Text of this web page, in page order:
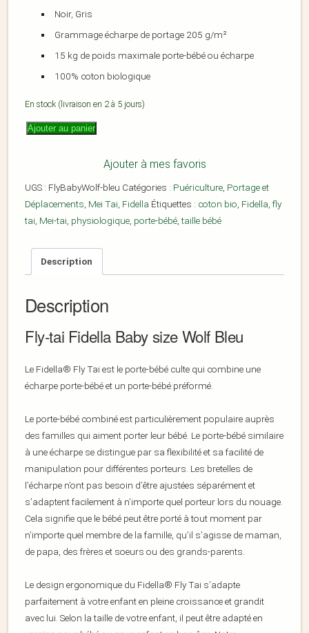
Noir, Gris
Grammage écharpe de portage 205 g/m²
15 kg de poids maximale porte-bébé ou écharpe
100% coton biologique
En stock (livraison en 2 à 5 jours)
Ajouter au panier
Ajouter à mes favoris
UGS : FlyBabyWolf-bleu Catégories : Puériculture, Portage et
Déplacements, Mei Tai, Fidella Étiquettes : coton bio, Fidella, fly
tai, Mei-tai, physiologique, porte-bébé,taille bébé
Description
Description
Fly-tai Fidella Baby size Wolf Bleu
Le Fidella® Fly Tai est le porte-bébé culte qui combine une
écharpe porte-bébé et un porte-bébé préformé.
Le porte-bébé combiné est particulièrement populaire auprès
des familles qui aiment porter leur bébé. Le porte-bébé similaire
à une écharpe se distingue par sa flexibilité et sa facilité de
manipulation pour différentes porteurs. Les bretelles de
l’écharpe n’ont pas besoin d’être ajustées séparément et
s’adaptent facilement à n’importe quel porteur lors du nouage.
Cela signifie que le bébé peut être porté à tout moment par
n’importe quel membre de la famille, qu’il s’agisse de maman,
de papa, des frères et soeurs ou des grands-parents.
Le design ergonomique du Fidella® Fly Tai s’adapte
parfaitement à votre enfant en pleine croissance et grandit
avec lui. Selon la taille de votre enfant, il peut être adapté en